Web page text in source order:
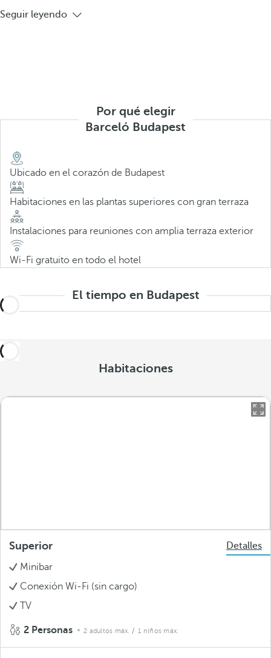
Seguir leyendo
Por qué elegir
Barceló Budapest
Ubicado en el corazón de Budapest
Habitaciones en las plantas superiores con gran terraza
Instalaciones para reuniones con amplia terraza exterior
Wi-Fi gratuito en todo el hotel
El tiempo en Budapest
Habitaciones
Superior
Detalles
Minibar
Conexión Wi-Fi (sin cargo)
TV
2 Personas 2 adultos máx. / 1 niños máx.